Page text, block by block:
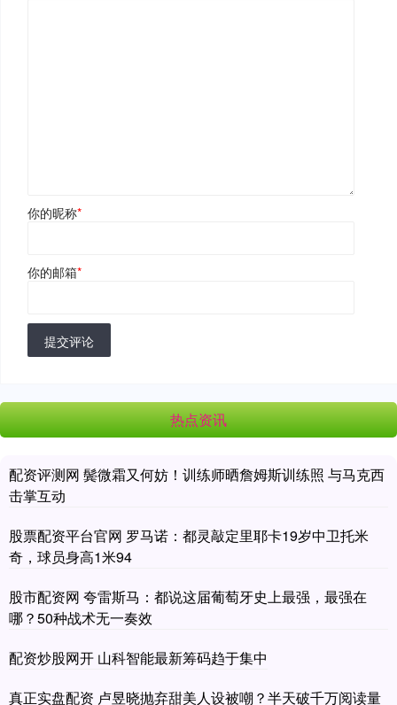
你的昵称*
你的邮箱*
提交评论
热点资讯
配资评测网 鬓微霜又何妨！训练师晒詹姆斯训练照 与马克西
击掌互动
股票配资平台官网 罗马诺：都灵敲定里耶卡19岁中卫托米
奇，球员身高1米94
股市配资网 夸雷斯马：都说这届葡萄牙史上最强，最强在
哪？50种战术无一奏效
配资炒股网开 山科智能最新筹码趋于集中
真正实盘配资 卢昱晓抛弃甜美人设被嘲？半天破千万阅读量